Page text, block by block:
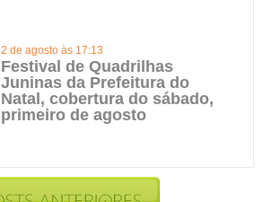
2 de agosto às 17:13
Festival de Quadrilhas
Juninas da Prefeitura do
Natal, cobertura do sábado,
primeiro de agosto